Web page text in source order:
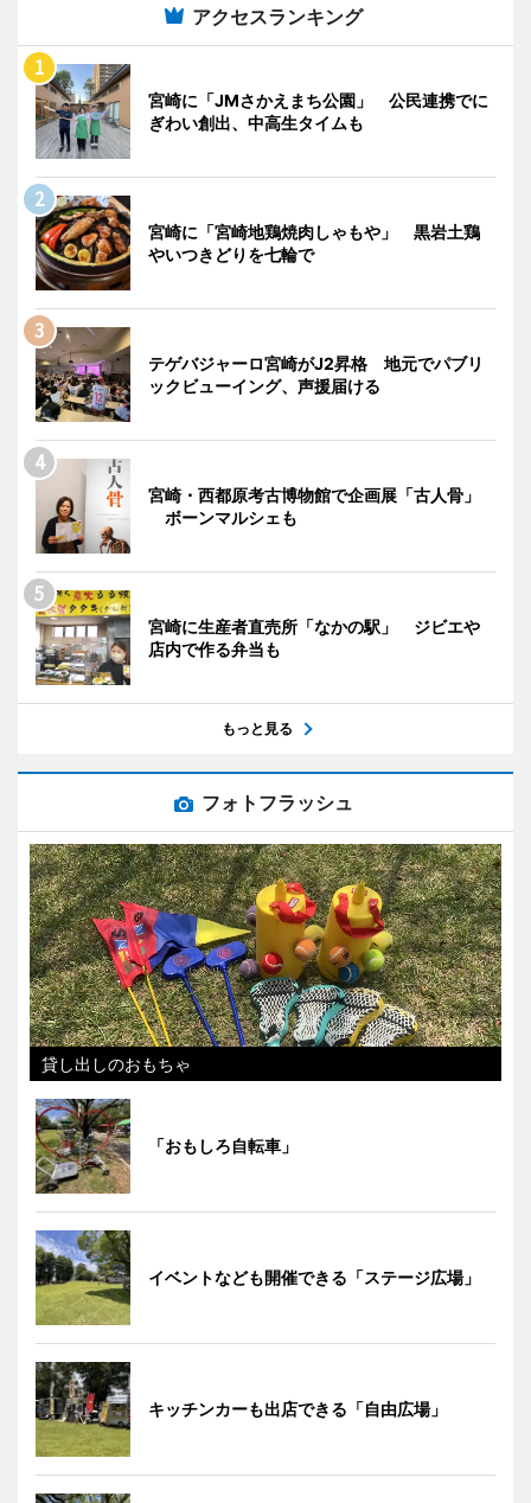
アクセスランキング
宮崎に「JMさかえまち公園」 公民連携でに
ぎわい創出、中高生タイムも
宮崎に「宮崎地鶏焼肉しゃもや」 黒岩土鶏
やいつきどりを七輪で
テゲバジャーロ宮崎がJ2昇格 地元でパブリ
ックビューイング、声援届ける
宮崎・西都原考古博物館で企画展「古人骨」
ボーンマルシェも
宮崎に生産者直売所「なかの駅」 ジビエや
店内で作る弁当も
もっと見る
フォトフラッシュ
貸し出しのおもちゃ
「おもしろ自転車」
イベントなども開催できる「ステージ広場」
キッチンカーも出店できる「自由広場」